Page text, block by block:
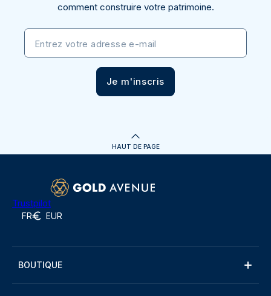
comment construire votre patrimoine.
Entrez votre adresse e-mail
Je m'inscris
HAUT DE PAGE
Trustpilot
FR EUR
BOUTIQUE